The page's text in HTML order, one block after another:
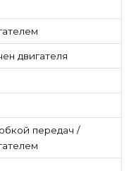
двигателя
передач /